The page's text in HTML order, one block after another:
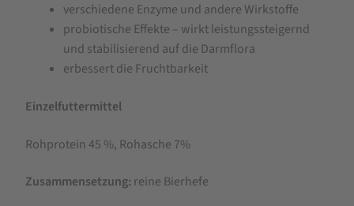
100%
reines
Naturprodukt
|
vollwertig,
unextrahiert
verschiedene Enzyme und andere Wirkstoffe
probiotische Effekte – wirkt leistungssteigernd
und stabilisierend auf die Darmflora
erbessert die Fruchtbarkeit
Einzelfuttermittel
Rohprotein 45 %, Rohasche 7%
Zusammensetzung: reine Bierhefe